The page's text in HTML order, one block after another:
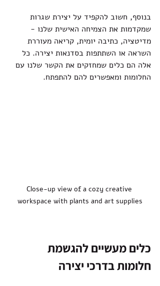
בנוסף, חשוב להקפיד על יצירת שגרות
שמקדמות את הצמיחה האישית שלנו -
מדיטציה, כתיבה יומית, קריאה מעוררת
השראה או השתתפות בסדנאות יצירה. כל
אלה הם כלים שמחזקים את הקשר שלנו עם
החלומות ומאפשרים להם להתפתח.
Close-up view of a cozy creative
workspace with plants and art supplies
כלים מעשיים להגשמת
חלומות בדרכי יצירה